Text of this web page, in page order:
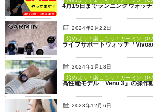
4月15日までランニングウォッ
2024年2月22日
始めよう！楽しもう！ガーミン（
ライフサポートウォッチ「
2024年1月18日
始めよう！楽しもう！ガーミン（
高性能モデル「Venu 3」の操作
2023年12月6日